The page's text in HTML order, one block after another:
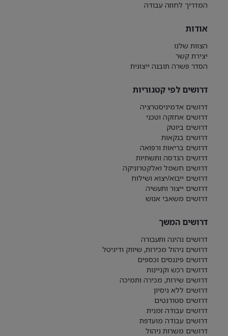
המדריך לחוזה עבודה
אודות
הצוות שלנו
יצירת קשר
הסדר פשרה תובנה ייצוגית
דרושים לפי קטגוריות
דרושים אדמיניסטרציה
דרושים אחזקה וטכני
דרושים ביוטק
דרושים בנקאות
דרושים בריאות ורפואה
דרושים הנדסה ותשתיות
דרושים חשמל ואלקטרוניקה
דרושים ייבוא/יצוא ושילוח
דרושים ייצור ותעשיה
דרושים משאבי אנוש
דרושים המשך
דרושים נהיגה ותעבורה
דרושים ניהול מכירות, שיווק ודיגיטל
דרושים פיננסים וכספים
דרושים רכש וקניינות
דרושים שירות, מכירה ותמיכה
דרושים ללא ניסיון
דרושים סטודנטים
דרושים עבודה זמנית
דרושים עבודה מועדפת
דרושים משרות ניהול